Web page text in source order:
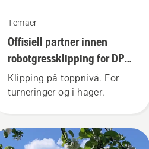
Temaer
Offisiell partner innen
robotgressklipping for DP
World Tour
Klipping på toppnivå. For
turneringer og i hager.